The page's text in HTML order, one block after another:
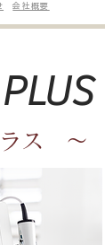
会社概要
ス ～